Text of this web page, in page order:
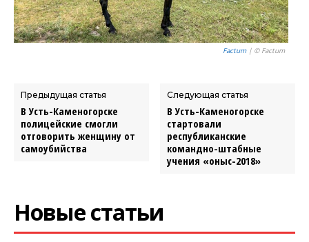
Factum| © Factum
Предыдущая статья
В Усть-Каменогорске
полицейские смогли
отговорить женщину от
самоубийства
Следующая статья
В Усть-Каменогорске
стартовали
республиканские
командно-штабные
учения «Қоныс-2018»
Новые статьи